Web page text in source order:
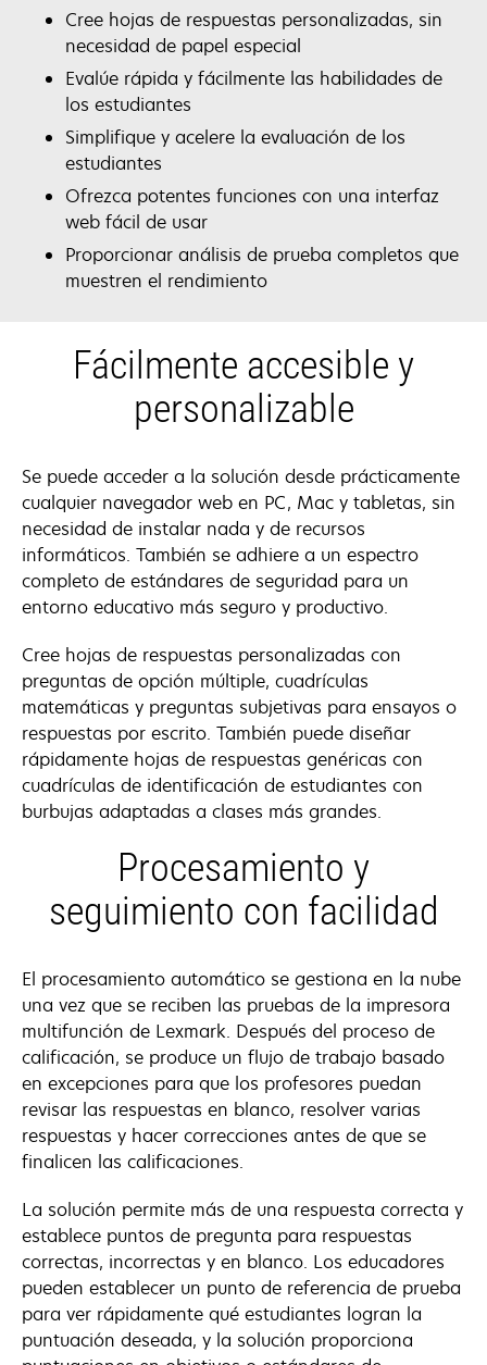
Cree hojas de respuestas personalizadas, sin
necesidad de papel especial
Evalúe rápida y fácilmente las habilidades de
los estudiantes
Simplifique y acelere la evaluación de los
estudiantes
Ofrezca potentes funciones con una interfaz
web fácil de usar
Proporcionar análisis de prueba completos que
muestren el rendimiento
Fácilmente accesible y
personalizable
Se puede acceder a la solución desde prácticamente
cualquier navegador web en PC, Mac y tabletas, sin
necesidad de instalar nada y de recursos
informáticos. También se adhiere a un espectro
completo de estándares de seguridad para un
entorno educativo más seguro y productivo.
Cree hojas de respuestas personalizadas con
preguntas de opción múltiple, cuadrículas
matemáticas y preguntas subjetivas para ensayos o
respuestas por escrito. También puede diseñar
rápidamente hojas de respuestas genéricas con
cuadrículas de identificación de estudiantes con
burbujas adaptadas a clases más grandes.
Procesamiento y
seguimiento con facilidad
El procesamiento automático se gestiona en la nube
una vez que se reciben las pruebas de la impresora
multifunción de Lexmark. Después del proceso de
calificación, se produce un flujo de trabajo basado
en excepciones para que los profesores puedan
revisar las respuestas en blanco, resolver varias
respuestas y hacer correcciones antes de que se
finalicen las calificaciones.
La solución permite más de una respuesta correcta y
establece puntos de pregunta para respuestas
correctas, incorrectas y en blanco. Los educadores
pueden establecer un punto de referencia de prueba
para ver rápidamente qué estudiantes logran la
puntuación deseada, y la solución proporciona